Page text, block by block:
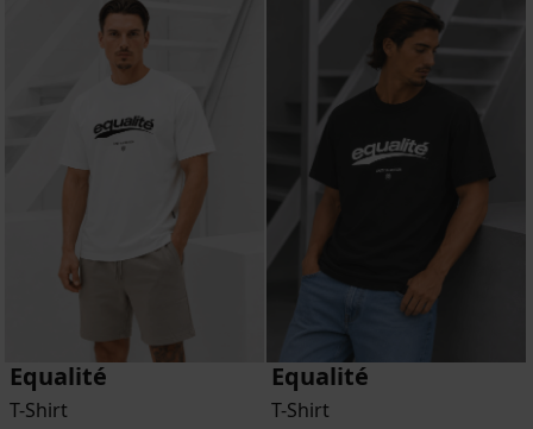
Equalité
T-Shirt
Equalité
T-Shirt